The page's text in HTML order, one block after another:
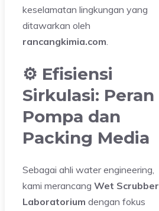
keselamatan lingkungan yang
ditawarkan oleh
rancangkimia.com
⚙️ Efisiensi
Sirkulasi: Peran
Pompa dan
Packing Media
Sebagai ahli water engineering,
kami merancang Wet Scrubber
Laboratorium dengan fokus